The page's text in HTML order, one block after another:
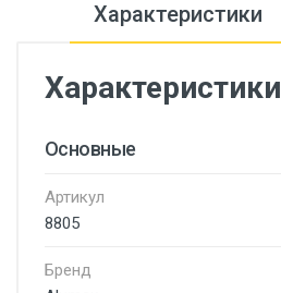
Характеристики
Характеристики
Основные
Артикул
8805
Бренд